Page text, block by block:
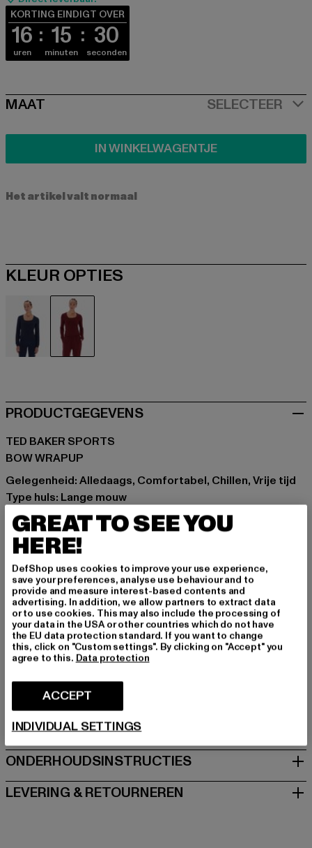
KORTING EINDIGT OVER
16
uren
15
minuten
29
seconden
SIZE
MAAT SELECTEER
IN WINKELWAGENTJE
Het artikel valt normaal
KLEUR OPTIES
PRODUCTGEGEVENS
TED BAKER SPORTS
BOW WRAPUP
Gelegenheid: Alledaags, Comfortabel, Chillen, Vrije tijd
Type huls: Lange mouw
Soorten sluitingen: Strikband
Cut: Slank
Merk: Ted Baker Sports
Kategori: Cardigans
Kleur: rot
Kleur fabrikant: tawny port
Materiële samenstelling: 55% Katoen, 45% Polyester
Art.Nr: TBWCA252-14415
Fabrikant: Chusaja GmbH |office@chusaja.com
Tegernseer Landstraße 185a | 81539 München | DE
MAAT
ONDERHOUDSINSTRUCTIES
LEVERING & RETOURNEREN
GREAT TO SEE YOU
HERE!
DefShop uses cookies to improve your use experience,
save your preferences, analyse use behaviour and to
provide and measure interest-based contents and
advertising. In addition, we allow partners to extract data
or to use cookies. This may also include the processing of
your data in the USA or other countries which do not have
the EU data protection standard. If you want to change
this, click on "Custom settings". By clicking on "Accept" you
agree to this. Data protection
ACCEPT
INDIVIDUAL SETTINGS